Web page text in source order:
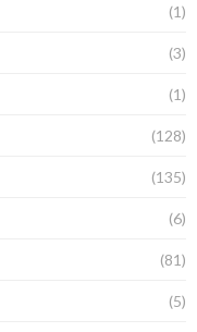
(1)
(3)
(1)
(128)
(135)
(6)
(81)
(5)